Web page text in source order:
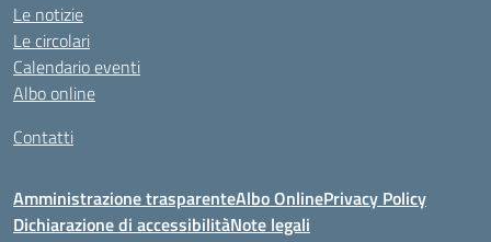
Le notizie
Le circolari
Calendario eventi
Albo online
Contatti
Amministrazione trasparenteAlbo OnlinePrivacy Policy
Dichiarazione di accessibilitàNote legali